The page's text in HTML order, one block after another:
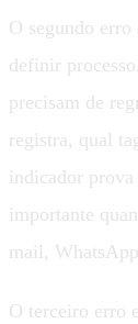
O segundo
definir
precisam de
registra, qual
indicador
importante
mail,
O terceiro erro